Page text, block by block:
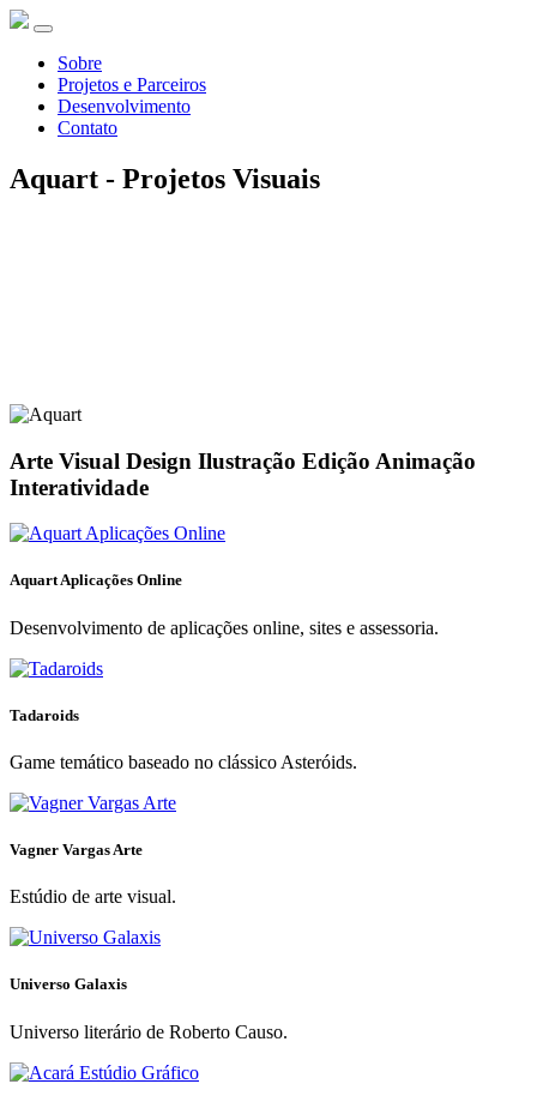
Sobre
Projetos e Parceiros
Desenvolvimento
Contato
Aquart - Projetos Visuais
Arte Visual Design Ilustração Edição Animação
Interatividade
Aquart Aplicações Online
Desenvolvimento de aplicações online, sites e assessoria.
Tadaroids
Game temático baseado no clássico Asteróids.
Vagner Vargas Arte
Estúdio de arte visual.
Universo Galaxis
Universo literário de Roberto Causo.